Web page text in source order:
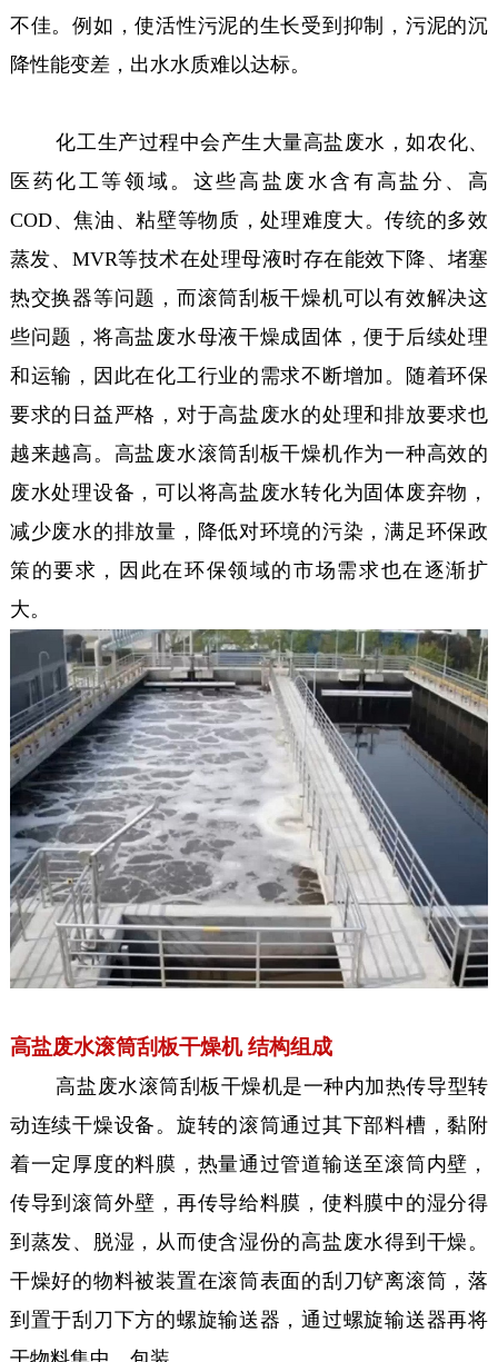
不佳。例如，使活性污泥的生长受到抑制，污泥的沉
降性能变差，出水水质难以达标。
化工生产过程中会产生大量高盐废水，如农化、
医药化工等领域。这些高盐废水含有高盐分、高
COD、焦油、粘壁等物质，处理难度大。传统的多效
蒸发、MVR等技术在处理母液时存在能效下降、堵塞
热交换器等问题，而滚筒刮板干燥机可以有效解决这
些问题，将高盐废水母液干燥成固体，便于后续处理
和运输，因此在化工行业的需求不断增加。随着环保
要求的日益严格，对于高盐废水的处理和排放要求也
越来越高。高盐废水滚筒刮板干燥机作为一种高效的
废水处理设备，可以将高盐废水转化为固体废弃物，
减少废水的排放量，降低对环境的污染，满足环保政
策的要求，因此在环保领域的市场需求也在逐渐扩
大。
高盐废水滚筒刮板干燥机 结构组成
高盐废水滚筒刮板干燥机是一种内加热传导型转
动连续干燥设备。旋转的滚筒通过其下部料槽，黏附
着一定厚度的料膜，热量通过管道输送至滚筒内壁，
传导到滚筒外壁，再传导给料膜，使料膜中的湿分得
到蒸发、脱湿，从而使含湿份的高盐废水得到干燥。
干燥好的物料被装置在滚筒表面的刮刀铲离滚筒，落
到置于刮刀下方的螺旋输送器，通过螺旋输送器再将